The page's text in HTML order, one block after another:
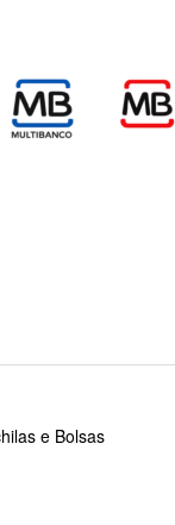
e Bolsas